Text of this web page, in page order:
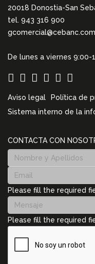
20018 Donostia-San
tel. 943 316 900
gcomercial@cebanc.com
De lunes a viernes 9:00-
Aviso legal Política de
Sistema interno de la
CONTACTA CON
Please fill the required
Please fill the required